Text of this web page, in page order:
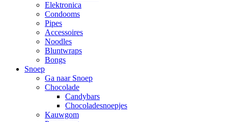
Elektronica
Condooms
Pipes
Accessoires
Noodles
Bluntwraps
Bongs
Snoep
Ga naar Snoep
Chocolade
Candybars
Chocoladesnoepjes
Kauwgom